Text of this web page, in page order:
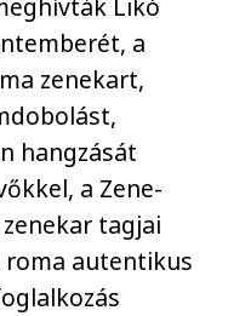
Likó
a
zenekart,
hangzását
a Zene-
tagjai
roma autentikus